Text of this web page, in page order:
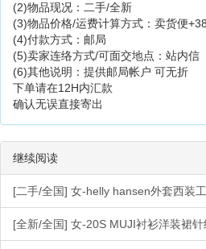
(2)物品现况：二手/全新
(3)物品价格/运费计算方式：卖货便+38
(4)付款方式：邮局
(5)卖家连络方式/可面交地点：站内信
(6)其他说明：提供邮局帐户 可无折
下单请在12H内汇款
确认无误直接寄出
继续阅读
[二手/全国] 女-helly hansen外套西装
[全新/全国] 女-20S MUJI衬衫洋装裙针